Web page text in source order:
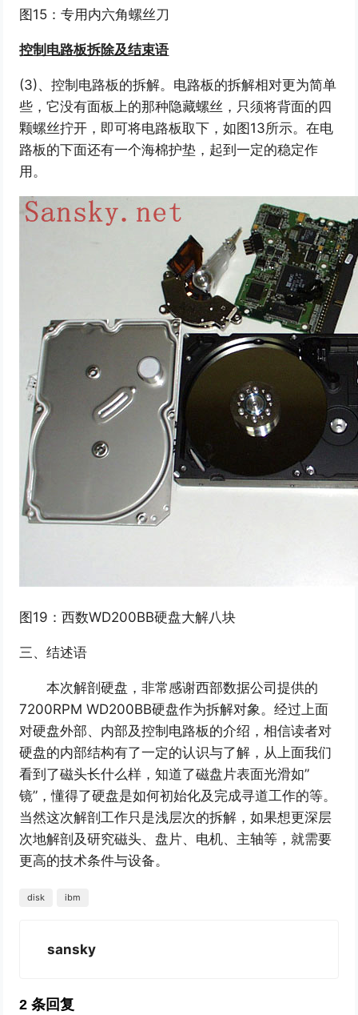
图15：专用内六角螺丝刀
控制电路板拆除及结束语
(3)、控制电路板的拆解。电路板的拆解相对更为简单
些，它没有面板上的那种隐藏螺丝，只须将背面的四
颗螺丝拧开，即可将电路板取下，如图13所示。在电
路板的下面还有一个海棉护垫，起到一定的稳定作
用。
图19：西数WD200BB硬盘大解八块
三、结述语
本次解剖硬盘，非常感谢西部数据公司提供的
7200RPM WD200BB硬盘作为拆解对象。经过上面
对硬盘外部、内部及控制电路板的介绍，相信读者对
硬盘的内部结构有了一定的认识与了解，从上面我们
看到了磁头长什么样，知道了磁盘片表面光滑如”
镜”，懂得了硬盘是如何初始化及完成寻道工作的等。
当然这次解剖工作只是浅层次的拆解，如果想更深层
次地解剖及研究磁头、盘片、电机、主轴等，就需要
更高的技术条件与设备。
disk ibm
sansky
2 条回复